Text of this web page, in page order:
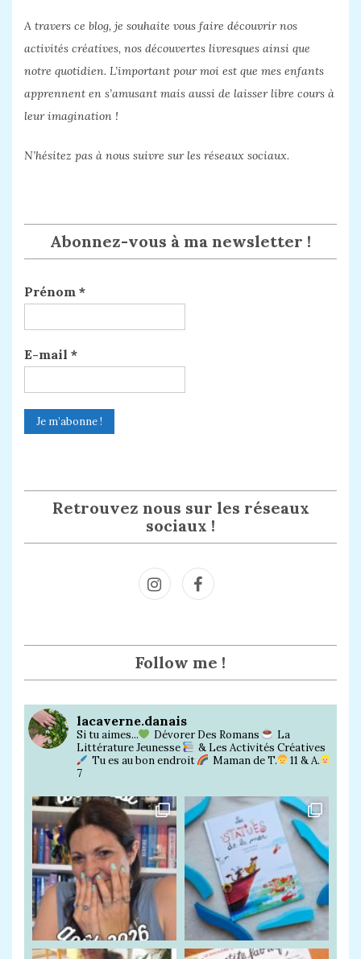
A travers ce blog, je souhaite vous faire découvrir nos
activités créatives, nos découvertes livresques ainsi que
notre quotidien. L’important pour moi est que mes enfants
apprennent en s’amusant mais aussi de laisser libre cours à
leur imagination !
N’hésitez pas à nous suivre sur les réseaux sociaux.
Abonnez-vous à ma newsletter !
Prénom *
E-mail *
Retrouvez nous sur les réseaux
sociaux !
m
Follow me !
lacaverne.danais
Si tu aimes... Dévorer Des Romans
La
Littérature Jeunesse
& Les Activités Créatives
Tu es au bon endroit
Maman de T.
11 & A.
7